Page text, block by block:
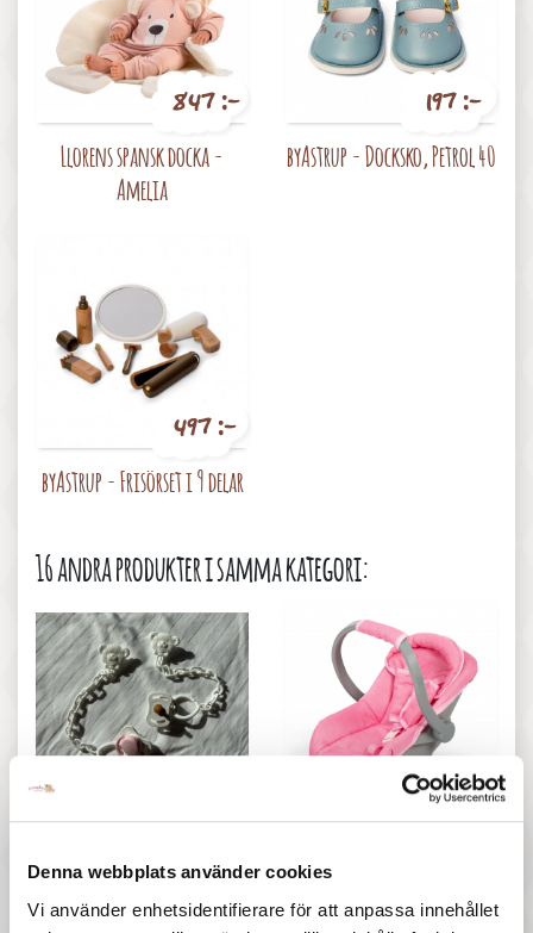
Denna webbplats använder cookies
Vi använder enhetsidentifierare för att anpassa innehållet
847 :-
Llorens spansk docka -
Amelia
197 :-
byAstrup - Docksko, Petrol 40
497 :-
byAstrup - Frisörset i 9 delar
16 andra produkter i samma kategori:
Pris
vanlig, liten
Pris
397 :-